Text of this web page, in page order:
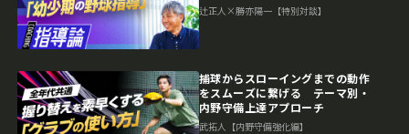
辻正人×勝亦陽一【特別対談】
捕球からスローイングまでの動作
をスムーズに繋げる テーマ別・
内野守備上達アプローチ
武拓人【内野守備強化編】